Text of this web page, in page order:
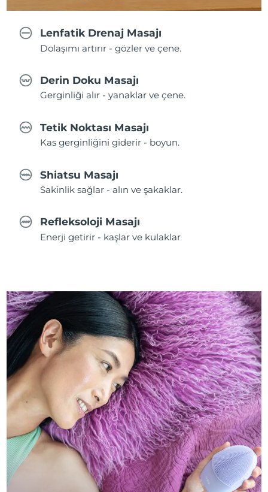
Lenfatik Drenaj Masajı
Dolaşımı artırır - gözler ve çene.
Derin Doku Masajı
Gerginliği alır - yanaklar ve çene.
Tetik Noktası Masajı
Kas gerginliğini giderir - boyun.
Shiatsu Masajı
Sakinlik sağlar - alın ve şakaklar.
Refleksoloji Masajı
Enerji getirir - kaşlar ve kulaklar